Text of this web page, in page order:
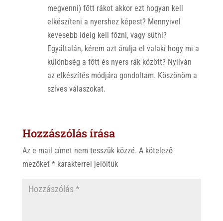
megvenni) főtt rákot akkor ezt hogyan kell
elkészíteni a nyershez képest? Mennyivel
kevesebb ideig kell főzni, vagy sütni?
Egyáltalán, kérem azt árulja el valaki hogy mi a
különbség a főtt és nyers rák között? Nyilván
az elkészítés módjára gondoltam. Köszönöm a
szíves válaszokat.
Hozzászólás írása
Az e-mail címet nem tesszük közzé. A kötelező
mezőket *karakterrel jelöltük